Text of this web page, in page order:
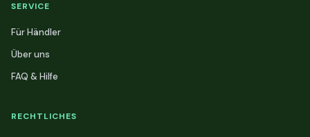
SERVICE
Für Händler
Über uns
FAQ & Hilfe
RECHTLICHES